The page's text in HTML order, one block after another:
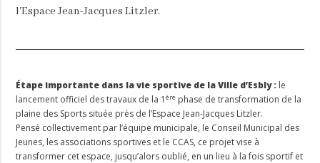
l'Espace Jean-Jacques Litzler.
Étape importante dans la vie sportive de la Ville d’Esbly : le
lancement officiel des travaux de la 1ère phase de transformation de la
plaine des Sports située près de l’Espace Jean-Jacques Litzler.
Pensé collectivement par l’équipe municipale, le Conseil Municipal des
Jeunes, les associations sportives et le CCAS, ce projet vise à
transformer cet espace, jusqu’alors oublié, en un lieu à la fois sportif et